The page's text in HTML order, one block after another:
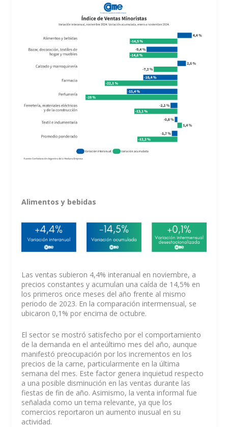
Alimentos y bebidas
Las ventas subieron 4,4% interanual en noviembre, a
precios constantes y acumulan una caída de 14,5% en
los primeros once meses del año frente al mismo
periodo de 2023. En la comparación intermensual, se
ubicaron 0,1% por encima de octubre.
El sector se mostró satisfecho por el comportamiento
de la demanda en el anteúltimo mes del año, aunque
manifestó preocupación por los incrementos en los
precios de la carne, particularmente en la última
semana del mes. Este factor genera inquietud respecto
a una posible disminución en las ventas durante las
fiestas de fin de año. Asimismo, la venta informal fue
señalada como un tema relevante, ya que los
comercios reportaron un aumento inusual en su
actividad.